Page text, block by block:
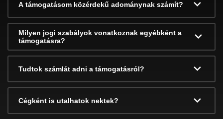
A támogatásom közérdekű adománynak számít?
Milyen jogi szabályok vonatkoznak egyébként a
támogatásra?
Tudtok számlát adni a támogatásról?
Cégként is utalhatok nektek?